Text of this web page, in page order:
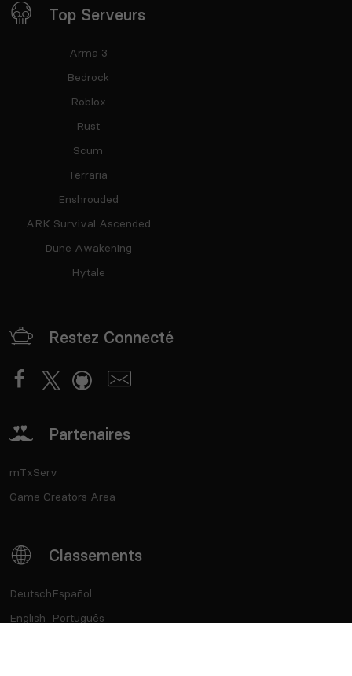
Top Serveurs
Arma 3
Bedrock
Roblox
Rust
Scum
Terraria
Enshrouded
ARK Survival Ascended
Dune Awakening
Hytale
Restez Connecté
Partenaires
mTxServ
Game Creators Area
Classements
Deutsch
English
Español
Português